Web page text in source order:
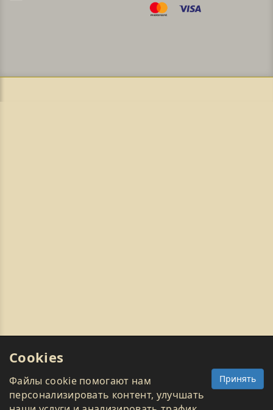
Cookies
Принять
Файлы cookie помогают нам
персонализировать контент, улучшать